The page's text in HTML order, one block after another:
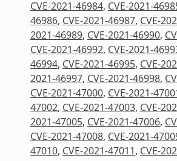
CVE-2021-46984, CVE-2021-
46986, CVE-2021-46987, CVE-
2021-46989, CVE-2021-46990,
CVE-2021-46992, CVE-2021-
46994, CVE-2021-46995, CVE-
2021-46997, CVE-2021-46998,
CVE-2021-47000, CVE-2021-
47002, CVE-2021-47003, CVE-
2021-47005, CVE-2021-47006,
CVE-2021-47008, CVE-2021-
47010, CVE-2021-47011, CVE-